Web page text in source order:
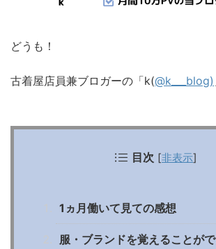
どうも！
古着屋店員兼ブロガーの「k(@k___blog)
目次 [非表示]
1ヵ月働いて見ての感想
服・ブランドを覚えることが